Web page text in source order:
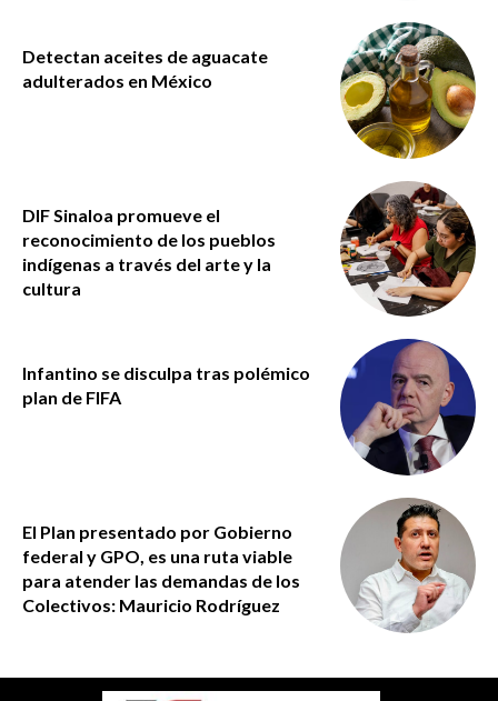
Detectan aceites de aguacate
adulterados en México
DIF Sinaloa promueve el
reconocimiento de los pueblos
indígenas a través del arte y la
cultura
Infantino se disculpa tras polémico
plan de FIFA
El Plan presentado por Gobierno
federal y GPO, es una ruta viable
para atender las demandas de los
Colectivos: Mauricio Rodríguez